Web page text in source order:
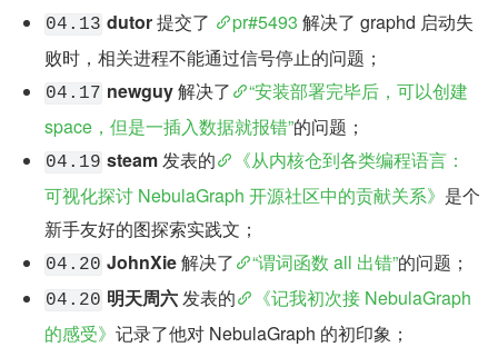
04.13 dutor 提交了 pr#5493 解决了 graphd 启动失
败时，相关进程不能通过信号停止的问题；
04.17 newguy 解决了
“安装部署完毕后，可以创建
space，但是一插入数据就报错”的问题；
04.19 steam 发表的
《从内核仓到各类编程语言：
可视化探讨 NebulaGraph 开源社区中的贡献关系》 是个
新手友好的图探索实践文；
04.20 JohnXie 解决了 “谓词函数 all 出错”的问题；
04.20 明天周六 发表的
《记我初次接 NebulaGraph
的感受》 记录了他对 NebulaGraph 的初印象；